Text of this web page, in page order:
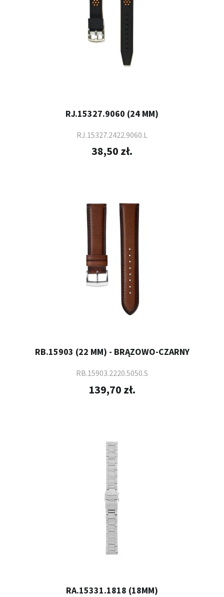
RJ.15327.9060 (24 MM)
RJ.15327.2422.9060.L
38,50 zł.
RB.15903 (22 MM) - BRĄZOWO-CZARNY
RB.15903.2220.5050.S
139,70 zł.
RA.15331.1818 (18MM)